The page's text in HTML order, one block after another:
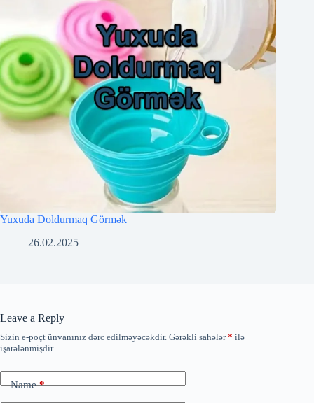
Yuxuda Doldurmaq Görmək
26.02.2025
Leave a Reply
Sizin e-poçt ünvanınız dərc edilməyəcəkdir. Gərəkli sahələr* ilə
işarələnmişdir
Name*